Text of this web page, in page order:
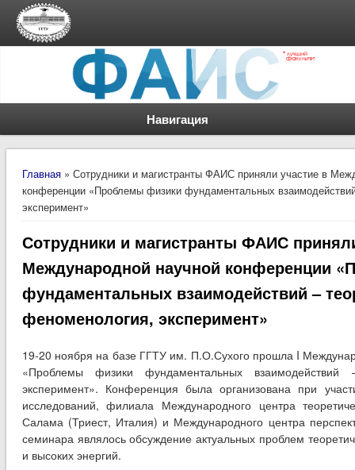
Навигация
Вы здесь
Главная» Сотрудники и магистранты ФАИС приняли участие в
конференции «Проблемы физики фундаментальных
эксперимент»
Сотрудники и магистранты ФАИС
Международной научной конференции
фундаментальных взаимодействий –
феноменология, эксперимент»
19-20 ноября на базе ГГТУ им. П.О.Сухого прошла I
«Проблемы физики фундаментальных взаимодействий
эксперимент». Конференция была организована при
исследований, филиала Международного центра
Салама (Триест, Италия) и Международного центра
семинара являлось обсуждение актуальных проблем
и высоких энергий.